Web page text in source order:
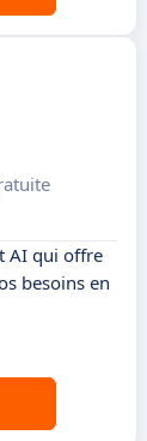
AI qui offre
besoins en